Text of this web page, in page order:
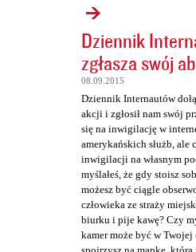
Dziennik
zgłasza swój
08.09.2015
Dziennik Internautów
akcji i zgłosił nam swój
się na inwigilację w
amerykańskich służb, ale
inwigilacji na własnym
myślałeś, że gdy stoisz
możesz być ciągle
człowieka ze straży
biurku i pije kawę? Czy
kamer może być w